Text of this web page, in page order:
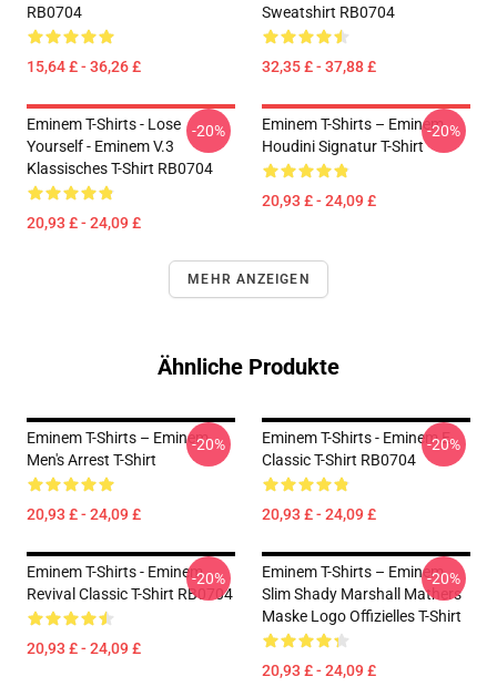
RB0704
15,64 £ - 36,26 £
Sweatshirt RB0704
32,35 £ - 37,88 £
Eminem T-Shirts - Lose
Yourself - Eminem V.3
Klassisches T-Shirt RB0704
20,93 £ - 24,09 £
-20%
Eminem T-Shirts – Eminem
Houdini Signatur T-Shirt
20,93 £ - 24,09 £
-20%
MEHR ANZEIGEN
Ähnliche Produkte
Eminem T-Shirts – Eminem
Men's Arrest T-Shirt
20,93 £ - 24,09 £
-20%
Eminem T-Shirts - Eminem E
Classic T-Shirt RB0704
20,93 £ - 24,09 £
-20%
Eminem T-Shirts - Eminem
Revival Classic T-Shirt RB0704
20,93 £ - 24,09 £
-20%
Eminem T-Shirts – Eminem
Slim Shady Marshall Mathers
Maske Logo Offizielles T-Shirt
20,93 £ - 24,09 £
-20%